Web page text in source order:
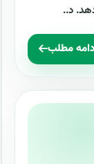
د..
مطلب